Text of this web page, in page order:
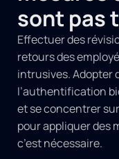
sont pas
Effectuer des
retours des
intrusives. Adopter
l’authentification
et se concentrer
pour appliquer des
c’est nécessaire.